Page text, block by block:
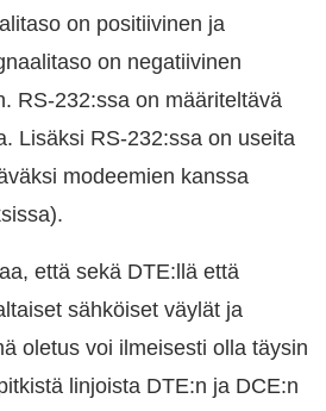
on positiivinen ja
on negatiivinen
RS-232:ssa on määriteltävä
Lisäksi RS-232:ssa on useita
modeemien kanssa
että sekä DTE:llä että
sähköiset väylät ja
oletus voi ilmeisesti olla täysin
linjoista DTE:n ja DCE:n